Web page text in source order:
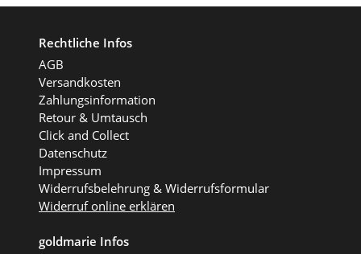
Rechtliche Infos
AGB
Versandkosten
Zahlungsinformation
Retour & Umtausch
Click and Collect
Datenschutz
Impressum
Widerrufsbelehrung & Widerrufsformular
Widerruf online erklären
goldmarie Infos